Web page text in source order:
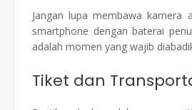
Jangan lupa membawa kamera
smartphone dengan baterai
adalah momen yang wajib
Tiket dan